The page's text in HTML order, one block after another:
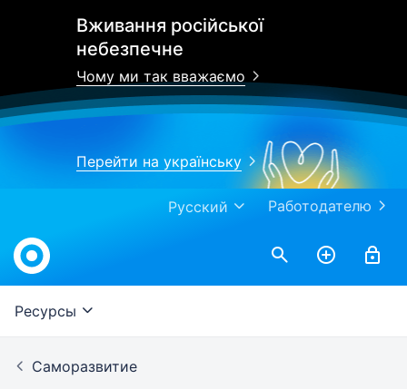
Вживання російської
небезпечне
Чому ми так вважаємо
Перейти на українську
Работодателю
Русский
Work.ua
Ресурсы
Саморазвитие